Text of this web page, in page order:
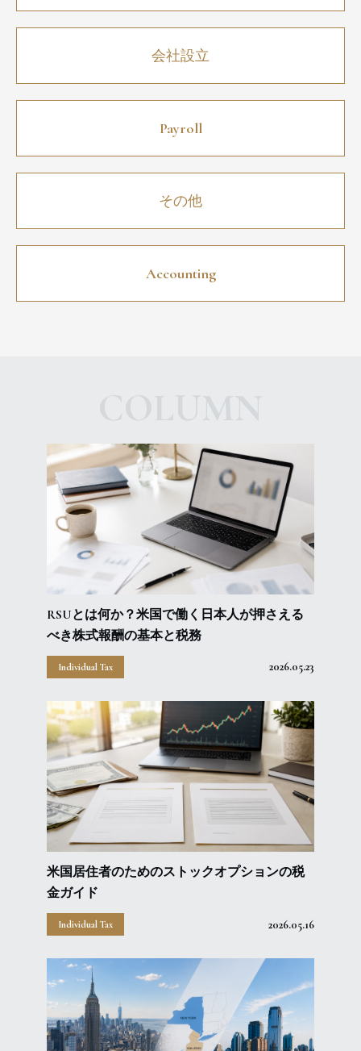
会社設立
Payroll
その他
Accounting
RSUとは何か？米国で働く日本人が押さえる
べき株式報酬の基本と税務
Individual Tax 2026.05.23
米国居住者のためのストックオプションの税
金ガイド
Individual Tax 2026.05.16